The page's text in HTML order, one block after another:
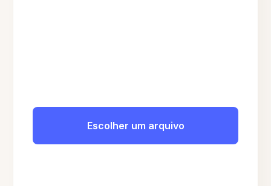
Escolher um arquivo